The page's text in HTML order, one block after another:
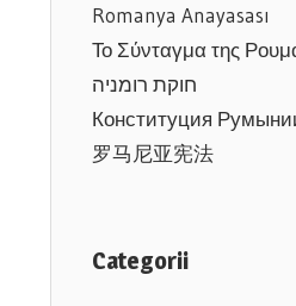
Romanya Anayasası
Το Σύνταγμα της
חוקת רומניה
Конституция
罗马尼亚宪法
Categorii